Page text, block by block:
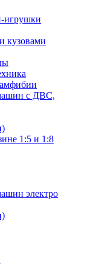
игрушки
кузовами
с ДВС,
1:5 и 1:8
электро